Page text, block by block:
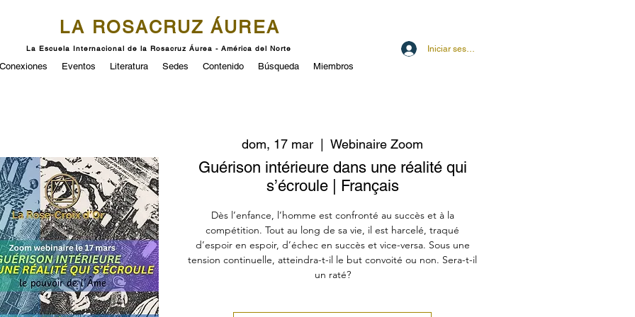
LA ROSACRUZ ÁUREA
La Escuela Internacional de la Rosacruz Áurea - América del Norte Iniciar sesión
Conexiones Eventos Literatura Sedes Contenido Búsqueda Miembros
dom, 17 mar
  |
Webinaire Zoom
Guérison intérieure dans une réalité qui
s’écroule | Français
Dès l’enfance, l’homme est confronté au succès et à la
compétition. Tout au long de sa vie, il est harcelé, traqué
d’espoir en espoir, d’échec en succès et vice-versa. Sous une
tension continuelle, atteindra-t-il le but convoité ou non. Sera-t-il
un raté?